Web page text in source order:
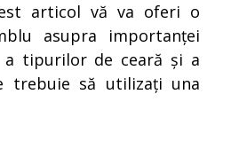
articol vă va oferi o
asupra importanței
a tipurilor de ceară și a
trebuie să utilizați una